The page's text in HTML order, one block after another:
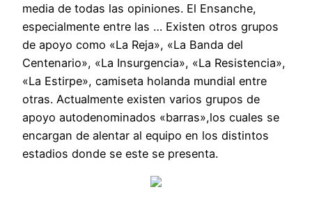
media de todas las opiniones. El Ensanche,
especialmente entre las … Existen otros grupos
de apoyo como «La Reja», «La Banda del
Centenario», «La Insurgencia», «La Resistencia»,
«La Estirpe», camiseta holanda mundial entre
otras. Actualmente existen varios grupos de
apoyo autodenominados «barras»,los cuales se
encargan de alentar al equipo en los distintos
estadios donde se este se presenta.